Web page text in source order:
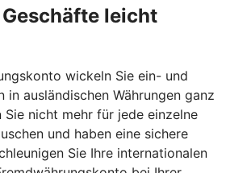
leicht
wickeln Sie ein- und
in ausländischen Währungen ganz
Sie nicht mehr für jede einzelne
und haben eine sichere
Sie Ihre internationalen